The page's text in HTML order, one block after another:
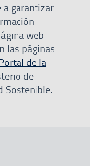
a garantizar
web
las páginas
de la
de
Sostenible.